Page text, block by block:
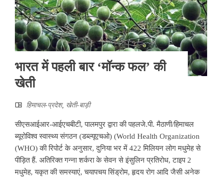
भारत में पहली बार ‘मॉन्क फल’ की
खेती
हिमाचल-प्रदेश, खेती-बाड़ी
सीएसआईआर-आईएचबीटी, पालमपुर द्वारा की पहलजे.पी. मैठाणी/हिमाचल
ब्यूरोविश्व स्वास्थ्य संगठन (डब्ल्यूएचओ) (World Health Organization
(WHO) की रिपोर्ट के अनुसार, दुनिया भर में 422 मिलियन लोग मधुमेह से
पीड़ित हैं. अतिरिक्त गन्ना शर्करा के सेवन से इंसुलिन प्रतिरोध, टाइप 2
मधुमेह, यकृत की समस्याएं, चयापचय सिंड्रोम, हृदय रोग आदि जैसी अनेक